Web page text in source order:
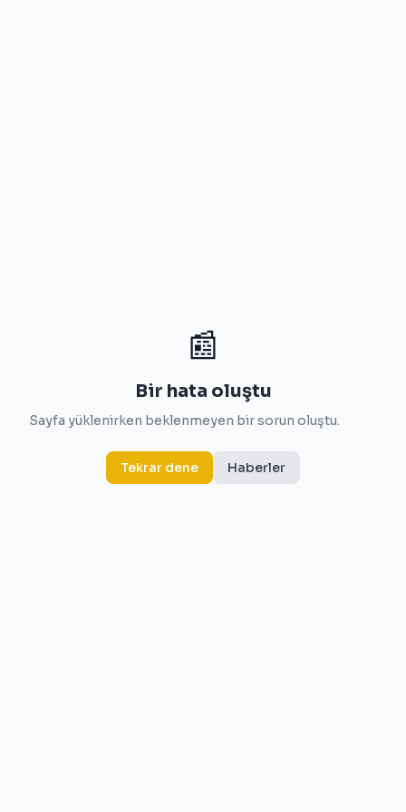
📰
Bir hata oluştu
Sayfa yüklenirken beklenmeyen bir sorun oluştu.
Tekrar dene Haberler